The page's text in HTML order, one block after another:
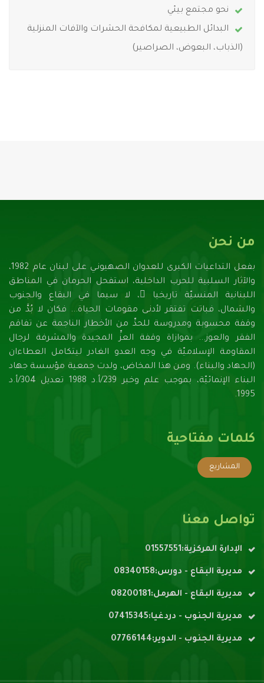
نحو مجتمع بيئي
البدائل الطبيعية لمكافحة الحشرات والآفات المنزلية
(الذباب، البعوض، الصراصير)
من نحن
بفعل التداعيات الكبرى للعدوان الصهيونـي على لبنان عام 1982،
والآثار السلبية للحرب الداخلية، استفحل الحرمان في المناطق
اللبنانية المنسيّة تاريخيا ً، لا سيما في البقاع والجنوب
والشمال، فباتت تفتقر لأدنـى مقومات الحياة... فكان لا بُدَّ من
وقفة محسوبة ومدروسة للحدِّ من الأخطار الناجمة عن تفاقم
الفقر والعوز... بموازاة وقفة العزِّ المجيدة والمشرفة لرجال
المقاومة الإسلاميّة في وجه العدو الغادر ليتكامل العطاءان
(الجهاد والبناء). ومن هذا المخاض، ولدت جمعية مؤسسة جهاد
البناء الإنمائيّة، بموجب علم وخبر 239/أ.د 1988 تعديل 304/أ.د
1995.
كلمات مفتاحية
المشاريع
تواصل معنا
الإدارة المركزية:01557551
مديرية البقاع - دورس:08340158
مديرية البقاع - الهرمل:08200181
مديرية الجنوب - دردغيا:07415345
مديرية الجنوب - الدوير:07766144